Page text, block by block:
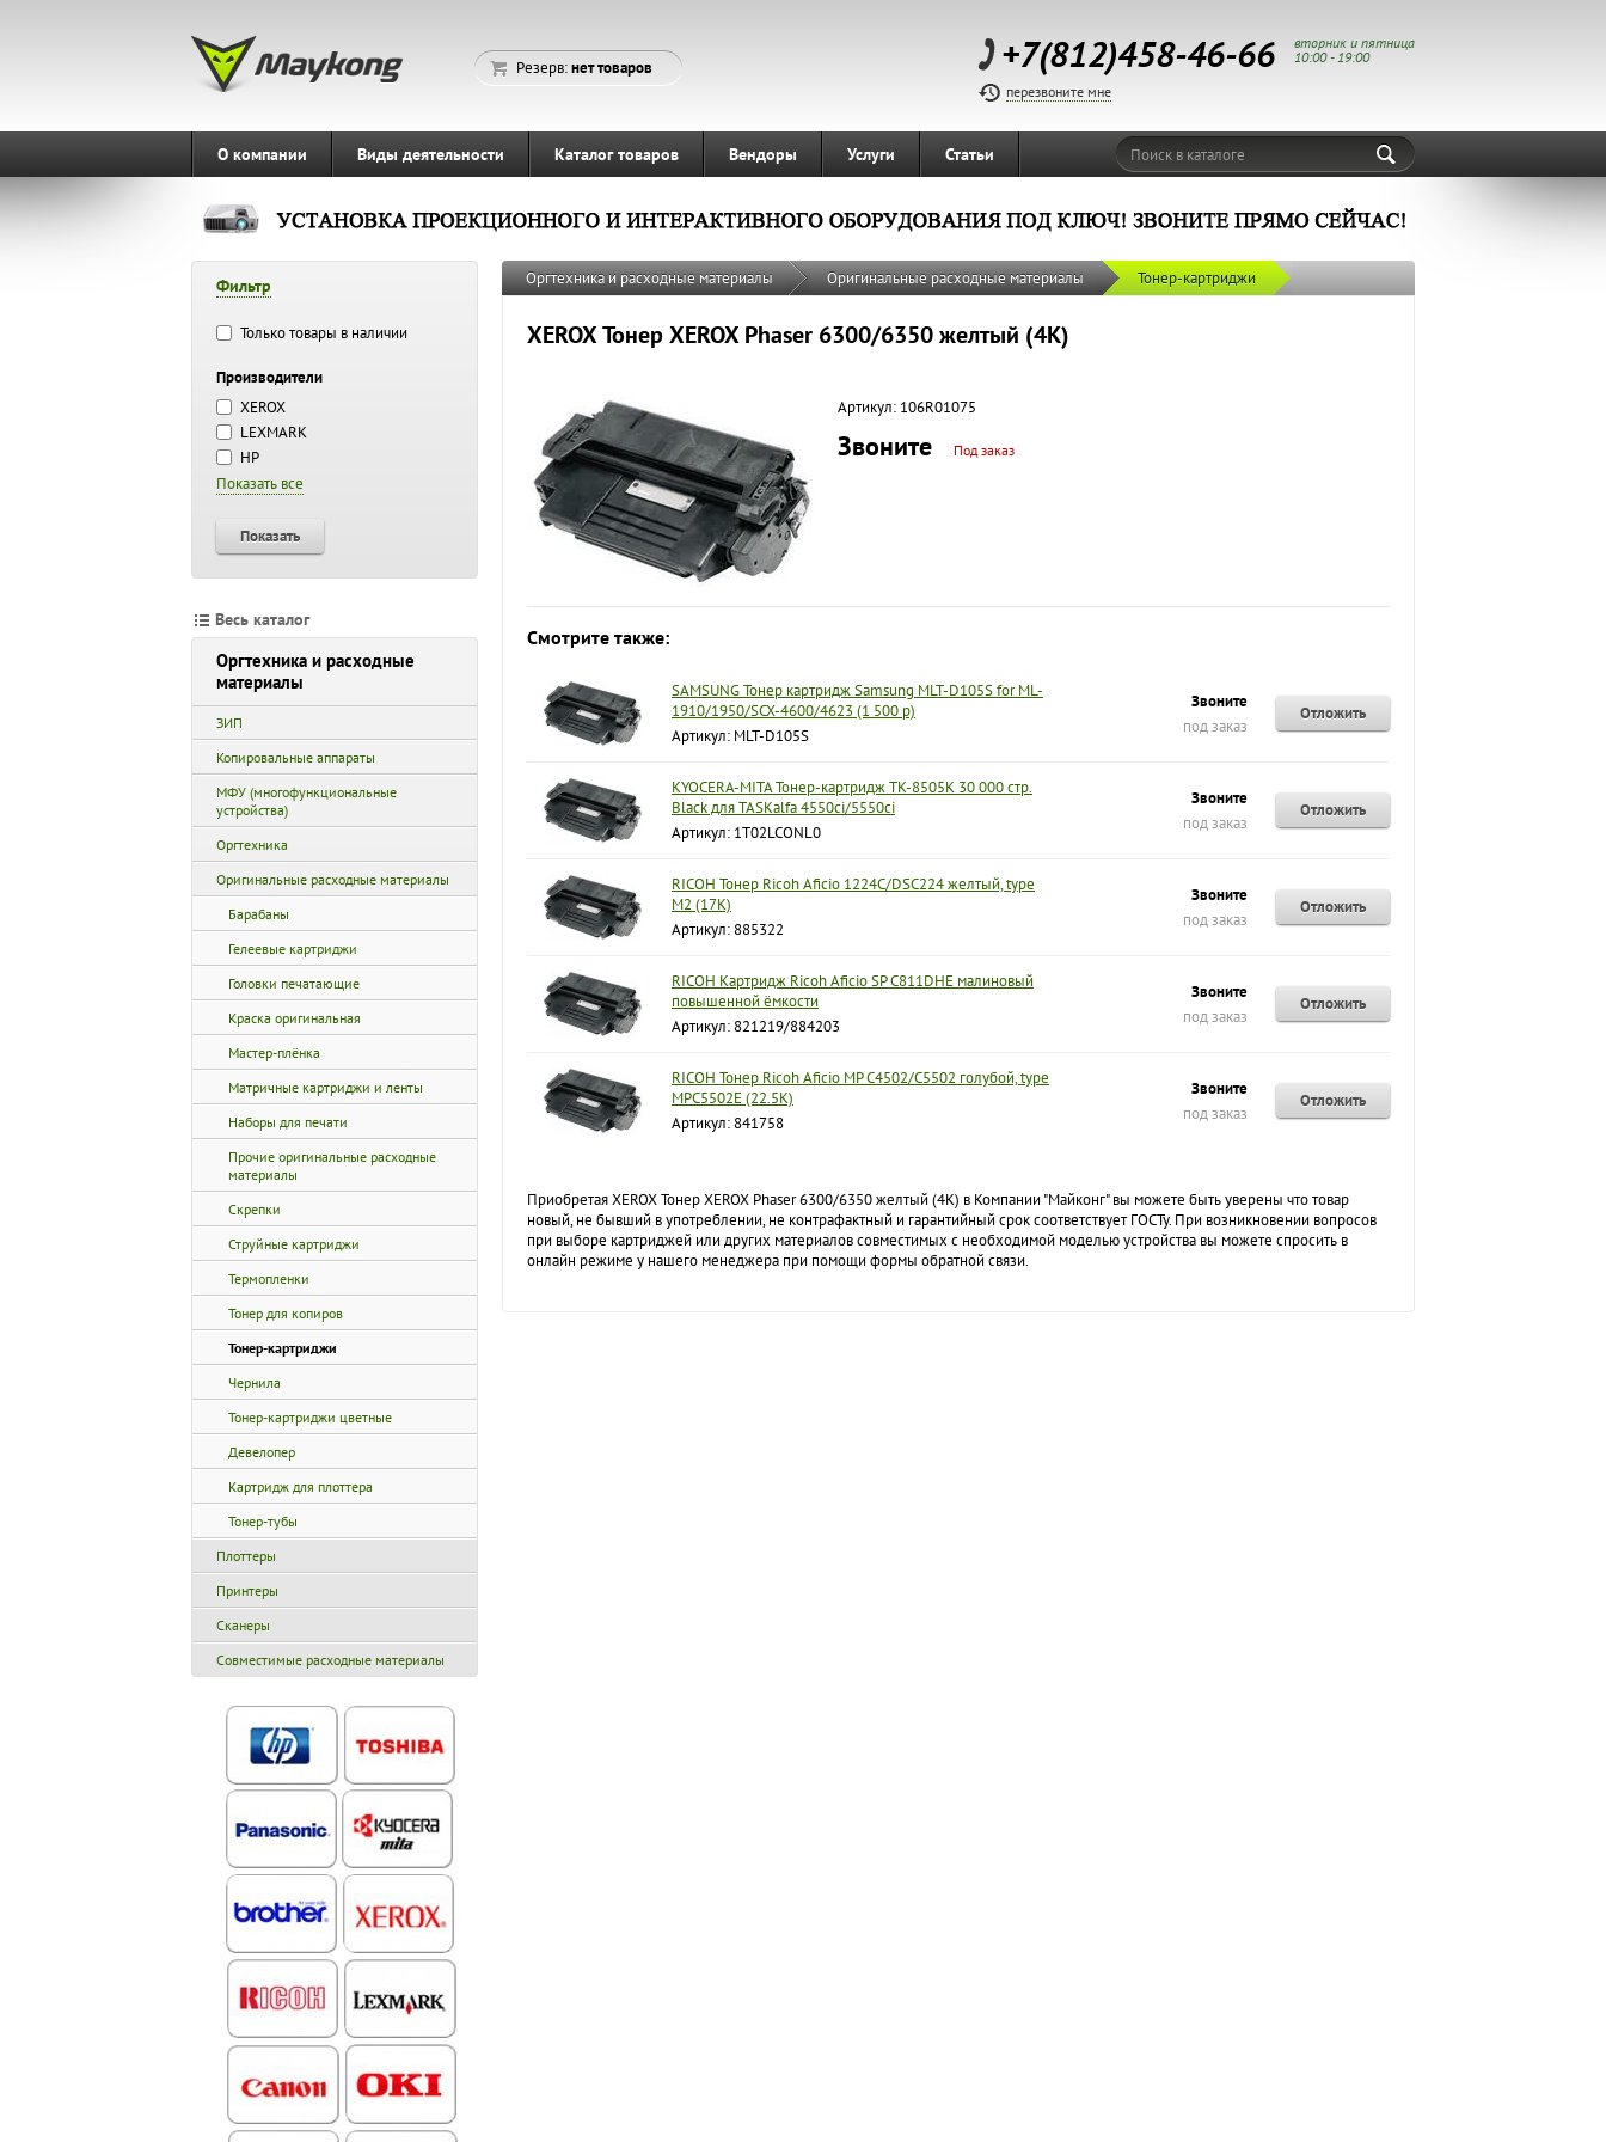
Резерв:нет товаров +7(812)458-46-66
вторник и пятница
10:00 - 19:00
перезвоните мне
О компании Виды деятельности Каталог товаров Вендоры Услуги Статьи Поиск в каталоге
Фильтр
Только товары в наличии
Производители
XEROX
LEXMARK
HP
Показать все
Показать
Весь каталог
Оргтехника и расходные
материалы
ЗИП
Копировальные аппараты
МФУ (многофункциональные
устройства)
Оргтехника
Оригинальные расходные материалы
Барабаны
Гелеевые картриджи
Головки печатающие
Краска оригинальная
Мастер-плёнка
Матричные картриджи и ленты
Наборы для печати
Прочие оригинальные расходные
материалы
Скрепки
Струйные картриджи
Термопленки
Тонер для копиров
Тонер-картриджи
Чернила
Тонер-картриджи цветные
Девелопер
Картридж для плоттера
Тонер-тубы
Плоттеры
Принтеры
Сканеры
Совместимые расходные материалы
Оргтехника и расходные материалы Оригинальные расходные материалы Тонер-картриджи
XEROX Тонер XEROX Phaser 6300/6350 желтый (4K)
Артикул: 106R01075
Звоните Под заказ
Смотрите также:
SAMSUNG Тонер картридж Samsung MLT-D105S for ML-
1910/1950/SCX-4600/4623 (1 500 p)
Артикул: MLT-D105S
Звоните
под заказ
Отложить
KYOCERA-MITA Тонер-картридж TK-8505K 30 000 стр.
Black для TASKalfa 4550ci/5550ci
Артикул: 1T02LCONL0
Звоните
под заказ
Отложить
RICOH Тонер Ricoh Aficio 1224C/DSC224 желтый, tуре
M2 (17K)
Артикул: 885322
Звоните
под заказ
Отложить
RICOH Картридж Ricoh Aficio SP C811DHE малиновый
повышенной ёмкости
Артикул: 821219/884203
Звоните
под заказ
Отложить
RICOH Тонер Ricoh Aficio MP C4502/C5502 голубой, type
MPC5502E (22.5K)
Артикул: 841758
Звоните
под заказ
Отложить
Приобретая XEROX Тонер XEROX Phaser 6300/6350 желтый (4K) в Компании "Майконг" вы можете быть уверены что товар
новый, не бывший в употреблении, не контрафактный и гарантийный срок соответствует ГОСТу. При возникновении вопросов
при выборе картриджей или других материалов совместимых с необходимой моделью устройства вы можете спросить в
онлайн режиме у нашего менеджера при помощи формы обратной связи.